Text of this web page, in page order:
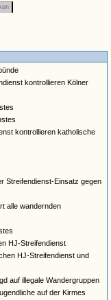
kontrollieren Kölner
kontrollieren katholische
Streifendienst-Einsatz gegen
alle wandernden
HJ-Streifendienst
HJ-Streifendienst und
auf illegale Wandergruppen
auf der Kirmes